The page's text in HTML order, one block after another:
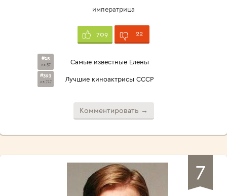
императрица
709 22
#15
из 57 Самые известные Елены
#393
из 717 Лучшие киноактрисы СССР
Комментировать →
7